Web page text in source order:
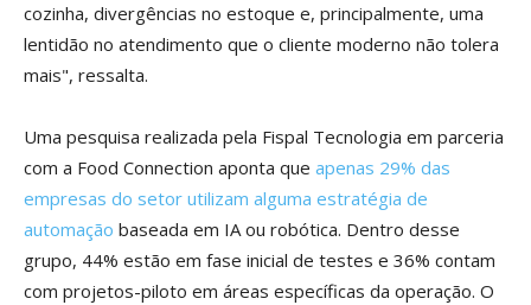
cozinha, divergências no estoque e, principalmente, uma
lentidão no atendimento que o cliente moderno não tolera
mais", ressalta.
Uma pesquisa realizada pela Fispal Tecnologia em parceria
com a Food Connection aponta que apenas 29% das
empresas do setor utilizam alguma estratégia de
automação baseada em IA ou robótica. Dentro desse
grupo, 44% estão em fase inicial de testes e 36% contam
com projetos-piloto em áreas específicas da operação. O